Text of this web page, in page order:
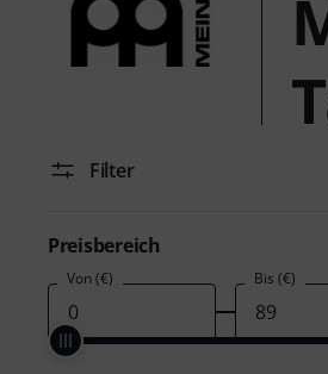
Filter
Preisbereich
Von (€) Bis (€)